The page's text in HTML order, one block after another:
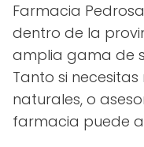
Farmacia
dentro de la
amplia gama de
Tanto si
naturales, o
farmacia puede